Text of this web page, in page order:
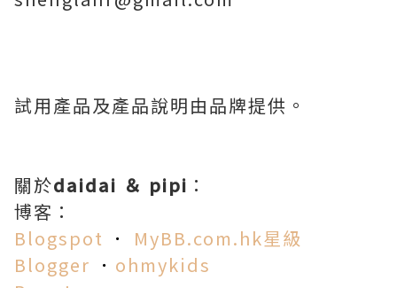
試用產品及產品說明由品牌提供。
關於daidai ＆ pipi ：
博客：
Blogspot ． MyBB.com.hk星級
Blogger ． ohmykids